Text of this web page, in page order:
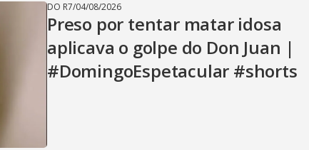
DO R7/04/08/2026
Preso por tentar matar idosa
aplicava o golpe do Don Juan |
#DomingoEspetacular #shorts